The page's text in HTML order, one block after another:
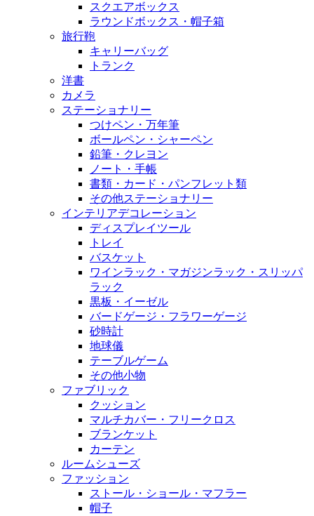
スクエアボックス
ラウンドボックス・帽子箱
旅行鞄
キャリーバッグ
トランク
洋書
カメラ
ステーショナリー
つけペン・万年筆
ボールペン・シャーペン
鉛筆・クレヨン
ノート・手帳
書類・カード・パンフレット類
その他ステーショナリー
インテリアデコレーション
ディスプレイツール
トレイ
バスケット
ワインラック・マガジンラック・スリッパ
ラック
黒板・イーゼル
バードゲージ・フラワーゲージ
砂時計
地球儀
テーブルゲーム
その他小物
ファブリック
クッション
マルチカバー・フリークロス
ブランケット
カーテン
ルームシューズ
ファッション
ストール・ショール・マフラー
帽子